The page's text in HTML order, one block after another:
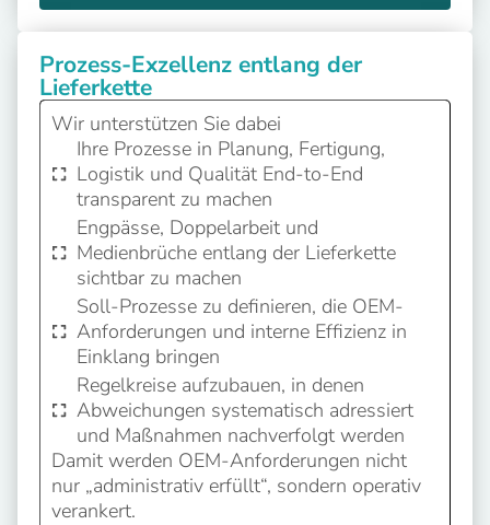
Prozess-Exzellenz entlang der
Lieferkette
Wir unterstützen Sie dabei
Ihre Prozesse in Planung, Fertigung,
Logistik und Qualität End-to-End
transparent zu machen
Engpässe, Doppelarbeit und
Medienbrüche entlang der Lieferkette
sichtbar zu machen
Soll-Prozesse zu definieren, die OEM-
Anforderungen und interne Effizienz in
Einklang bringen
Regelkreise aufzubauen, in denen
Abweichungen systematisch adressiert
und Maßnahmen nachverfolgt werden
Damit werden OEM-Anforderungen nicht
nur „administrativ erfüllt“, sondern operativ
verankert.